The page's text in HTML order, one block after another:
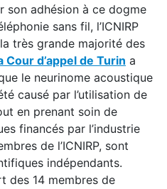
son adhésion à ce dogme
sans fil, l’ICNIRP
très grande majorité des
Cour d’appel de Turin a
le neurinome acoustique
causé par l’utilisation de
en prenant soin de
financés par l’industrie
de l’ICNIRP, sont
indépendants.
des 14 membres de